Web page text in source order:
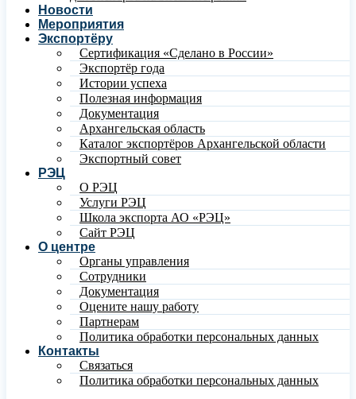
Новости
Мероприятия
Экспортёру
Сертификация «Сделано в России»
Экспортёр года
Истории успеха
Полезная информация
Документация
Архангельская область
Каталог экспортёров Архангельской области
Экспортный совет
РЭЦ
О РЭЦ
Услуги РЭЦ
Школа экспорта АО «РЭЦ»
Сайт РЭЦ
О центре
Органы управления
Сотрудники
Документация
Оцените нашу работу
Партнерам
Политика обработки персональных данных
Контакты
Связаться
Политика обработки персональных данных